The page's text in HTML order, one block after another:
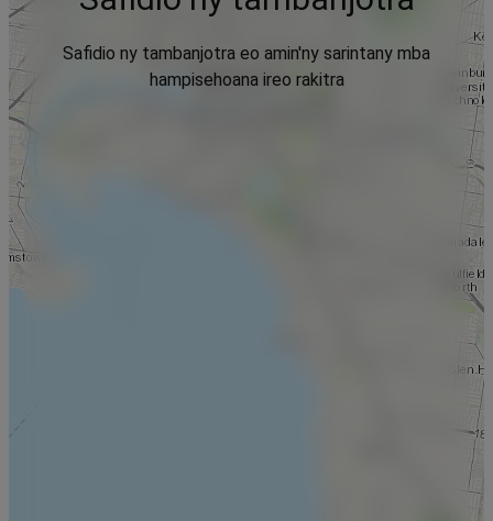
Safidio ny tambanjotra eo amin'ny sarintany mba
hampisehoana ireo rakitra